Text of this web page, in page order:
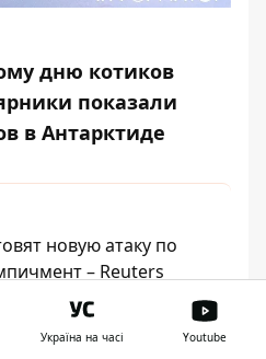
дню котиков
показали
в Антарктиде
новую атаку по
– Reuters
Україна на часі Youtube